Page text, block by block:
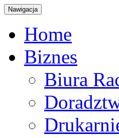
Nawigacja
Home
Biznes
Biura